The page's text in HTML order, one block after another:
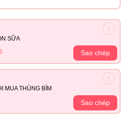
SỮA
Sao chép
MUA THÙNG BỈM
Sao chép